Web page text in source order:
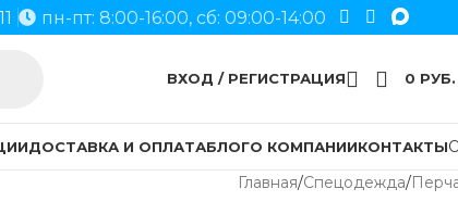
пн-пт: 8:00-16:00, сб: 09:00-14:00
ВХОД / РЕГИСТРАЦИЯ 0 РУБ.
ДОСТАВКА И ОПЛАТАБЛОГО КОМПАНИИКОНТАКТЫ
Главная Спецодежда